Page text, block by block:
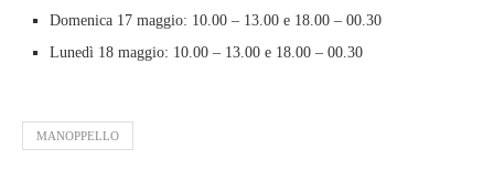
Domenica 17 maggio: 10.00 – 13.00 e 18.00 – 00.30
Lunedì 18 maggio: 10.00 – 13.00 e 18.00 – 00.30
MANOPPELLO